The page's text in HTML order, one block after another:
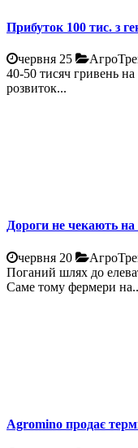
Прибуток 100 тис. з
червня 25
40-50 тисяч гривень
розвиток...
Дороги не чекають
червня 20
Поганий шлях до
Саме тому фермери
Agromino продає